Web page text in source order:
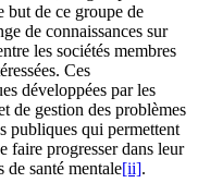
but de ce groupe de
de connaissances sur
les sociétés membres
Ces
développées par les
de gestion des problèmes
publiques qui permettent
faire progresser dans leur
de santé mentale[ii].